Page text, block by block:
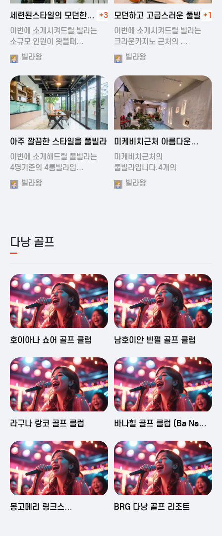
2024-11-19 01:22
세련된스타일의 모던한
풀빌라
+3
이번에 소개시켜드릴 빌라는
소규모 인원이 왓을때…
빌라왕
2024-11-20 00:20
모던하고 고급스러운 풀빌라+1
이번에 소개시켜드릴 빌라는
크라운카지노 근처의 …
빌라왕
2024-11-19 01:01
아주 깔끔한 스타일을 풀빌라
이번에 소개해드릴 풀빌라는
4명기준의 4룸빌라입…
빌라왕
2024-11-16 15:32
미케비치근처 아름다운
풀빌라
미케비치근처의
풀빌라입니다.4개의
아름다운방과…
빌라왕
다낭 골프
2025-06-03 16:43
호이아나 쇼어 골프 클럽 2025-06-03 15:09
남호이안 빈펄 골프 클럽
2025-06-03 15:05
라구나 랑코 골프 클럽 2025-06-03 14:58
바나힐 골프 클럽 (Ba Na
2025-06-03 14:50
몽고메리 링크스
2025-06-02 23:29
BRG 다낭 골프 리조트